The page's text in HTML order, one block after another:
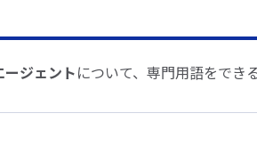
ジェントについて、専門用語をでき